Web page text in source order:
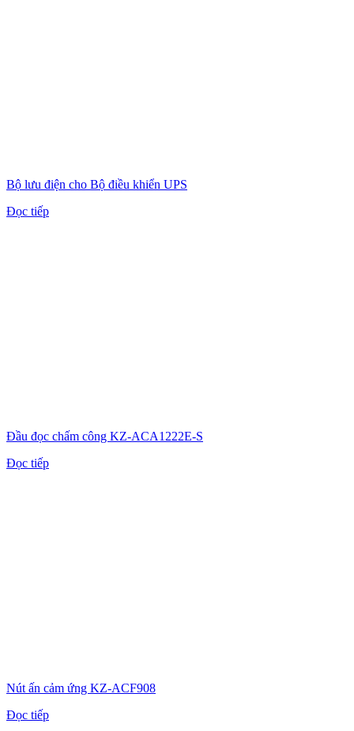
Bộ lưu điện cho Bộ điều khiển UPS
Đọc tiếp
Đầu đọc chấm công KZ-ACA1222E-S
Đọc tiếp
Nút ấn cảm ứng KZ-ACF908
Đọc tiếp